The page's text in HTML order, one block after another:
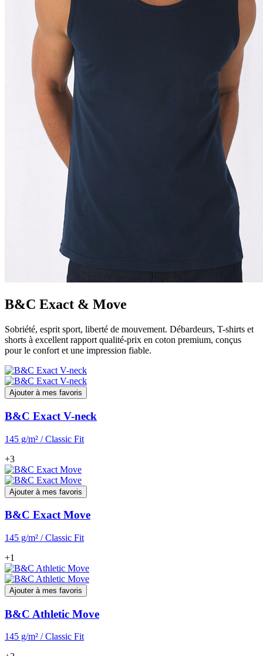
B&C Exact & Move
Sobriété, esprit sport, liberté de mouvement. Débardeurs, T-shirts et
shorts à excellent rapport qualité-prix en coton premium, conçus
pour le confort et une impression fiable.
Ajouter à mes favoris
B&C Exact V-neck
145 g/m² / Classic Fit
+3
Ajouter à mes favoris
B&C Exact Move
145 g/m² / Classic Fit
+1
Ajouter à mes favoris
B&C Athletic Move
145 g/m² / Classic Fit